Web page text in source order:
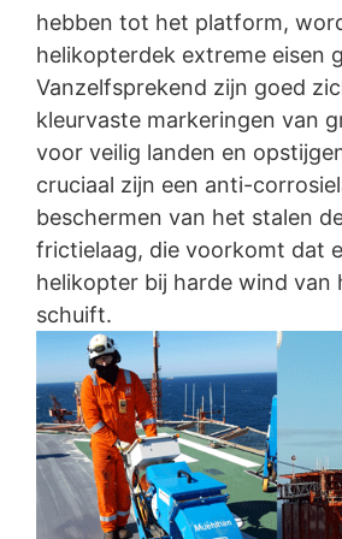
Coatingsysteem op
helikopterdek in
hebben tot het platform,
helikopterdek extreme eisen
Vanzelfsprekend zijn goed
kleurvaste markeringen van
voor veilig landen en
cruciaal zijn een anti-
beschermen van het stalen
frictielaag, die voorkomt dat
helikopter bij harde wind van
schuift.
Bezwaar tegen gegevensregistratie
U kunt de registratie van uw
Analytics voorkomen door op de
klikken. Er wordt een opt-out-cookie
toekomstige registratie van uw
bezoek aan deze website voorkomt:
Google Analytics deaktivieren
Meer informatie over de omgang met
gebruikersgegevens bij Google
de verklaring betreffende
Google:
https://support.google.com/
5?hl=de
Verwerking van ordergegevens
Wij hebben met Google een
voor de verwerking van
implementeren de meest strenge
Duitse autoriteiten voor